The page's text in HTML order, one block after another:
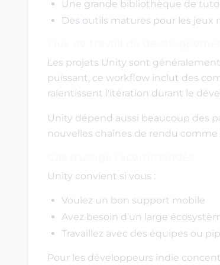
Une grande bibliothèque de
Des outils matures pour les
Les projets Unity sont
puissant, ce workflow inclut des
ralentissent l'itération durant le
Unity dépend aussi beaucoup des
nouvelles chaînes de rendu comme
Unity convient si vous :
Voulez un bon support mobile
Avez besoin d’un large
Travaillez avec des équipes ou
Pour les développeurs indie